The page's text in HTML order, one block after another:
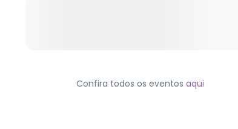
Confira todos os eventos aqui